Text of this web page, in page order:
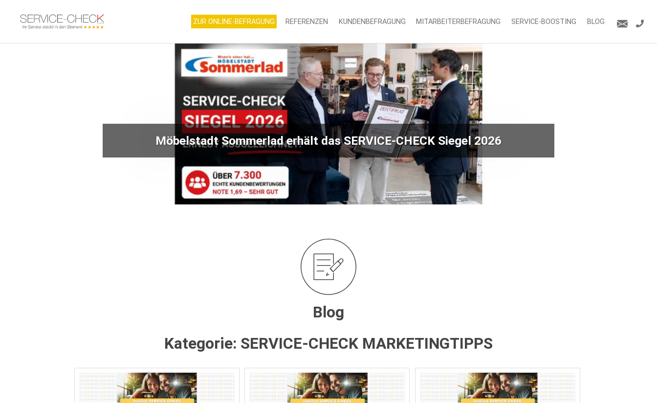
ZUR ONLINE-BEFRAGUNG REFERENZEN KUNDENBEFRAGUNG MITARBEITERBEFRAGUNG SERVICE-BOOSTING BLOG
Möbelstadt Sommerlad erhält das SERVICE-CHECK Siegel 2026
Blog
Kategorie: SERVICE-CHECK MARKETINGTIPPS